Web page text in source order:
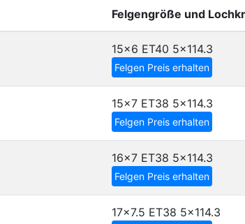
Felgengröße und
15x6 ET40 5x114.3
Felgen Preis erhalten
15x7 ET38 5x114.3
Felgen Preis erhalten
16x7 ET38 5x114.3
Felgen Preis erhalten
17x7.5 ET38 5x114.3